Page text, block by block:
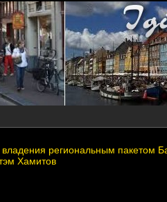
региональным пакетом
Хамитов